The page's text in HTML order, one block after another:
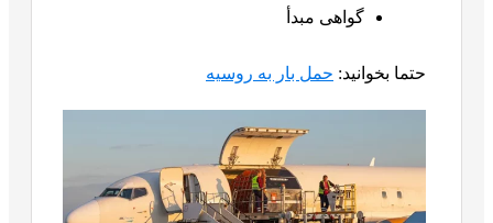
گواهی مبدأ
حتما بخوانید: حمل بار به روسیه